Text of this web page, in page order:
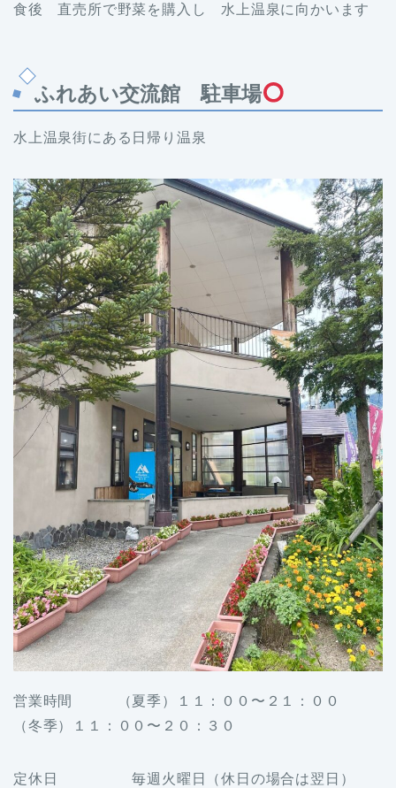
食後 直売所で野菜を購入し 水上温泉に向かいます
ふれあい交流館 駐車場
水上温泉街にある日帰り温泉
営業時間 （夏季）１１：００〜２１：００
（冬季）１１：００〜２０：３０
定休日 毎週火曜日（休日の場合は翌日）